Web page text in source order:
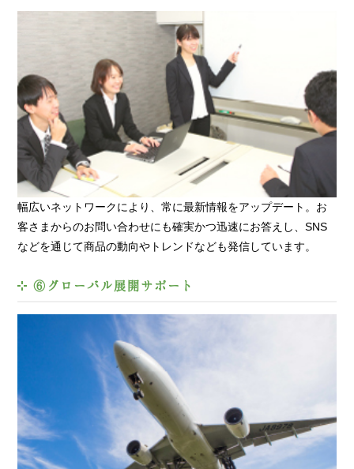
幅広いネットワークにより、常に最新情報をアップデート。お
客さまからのお問い合わせにも確実かつ迅速にお答えし、SNS
などを通じて商品の動向やトレンドなども発信しています。
⑥グローバル展開サポート